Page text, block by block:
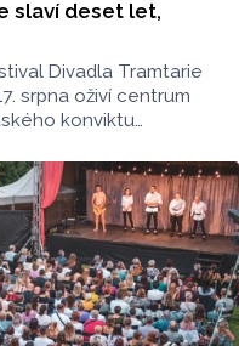
slaví deset let,
Divadla Tramtarie
srpna oživí centrum
konviktu
Kabaret nahatý
v repertoáru. Chybět
program plný